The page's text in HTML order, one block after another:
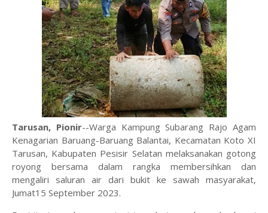
Tarusan, Pionir--Warga Kampung Subarang Rajo Agam
Kenagarian Baruang-Baruang Balantai, Kecamatan Koto XI
Tarusan, Kabupaten Pesisir Selatan melaksanakan gotong
royong bersama dalam rangka membersihkan dan
mengaliri saluran air dari bukit ke sawah masyarakat,
Jumat15 September 2023.